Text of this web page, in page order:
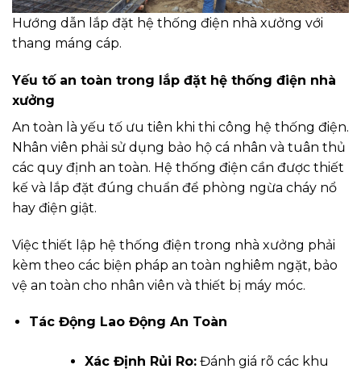
Hướng dẫn lắp đặt hệ thống điện nhà xưởng với
thang máng cáp.
Yếu tố an toàn trong lắp đặt hệ thống điện nhà
xưởng
An toàn là yếu tố ưu tiên khi thi công hệ thống điện.
Nhân viên phải sử dụng bảo hộ cá nhân và tuân thủ
các quy định an toàn. Hệ thống điện cần được thiết
kế và lắp đặt đúng chuẩn để phòng ngừa cháy nổ
hay điện giật.
Việc thiết lập hệ thống điện trong nhà xưởng phải
kèm theo các biện pháp an toàn nghiêm ngặt, bảo
vệ an toàn cho nhân viên và thiết bị máy móc.
Tác Động Lao Động An Toàn
Xác Định Rủi Ro:Đánh giá rõ các khu